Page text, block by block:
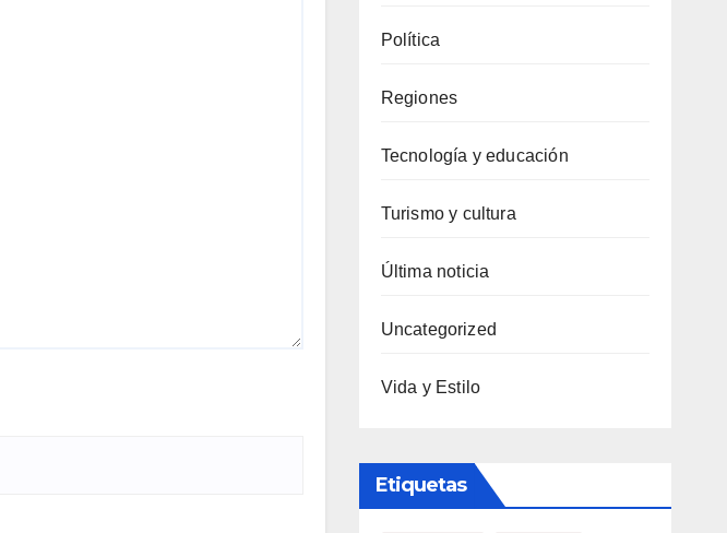
Política
Regiones
Tecnología y educación
Turismo y cultura
Última noticia
Uncategorized
Vida y Estilo
Etiquetas